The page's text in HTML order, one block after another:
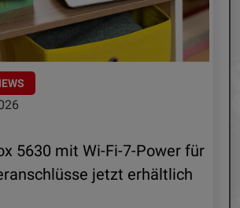
5630 mit Wi-Fi-7-Power für
jetzt erhältlich